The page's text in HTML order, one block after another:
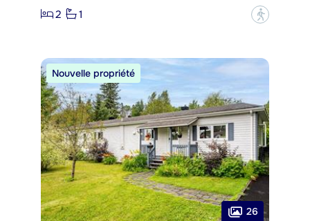
2
1 ?
Nouvelle propriété
26